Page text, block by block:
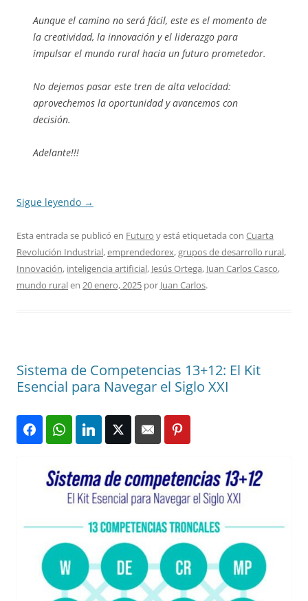
Aunque el camino no será fácil, este es el momento de
la creatividad, la innovación y el liderazgo para
impulsar el mundo rural hacia un futuro prometedor.
No dejemos pasar este tren de alta velocidad:
aprovechemos la oportunidad y avancemos con
decisión.
Adelante!!!
Sigue leyendo →
Esta entrada se publicó en Futuro y está etiquetada con Cuarta
Revolución Industrial,emprendedorex,grupos de desarrollo rural,
Innovación, inteligencia artificial, Jesús Ortega, Juan Carlos Casco,
mundo ruralen 20 enero, 2025 por Juan Carlos.
Sistema de Competencias 13+12: El Kit
Esencial para Navegar el Siglo XXI